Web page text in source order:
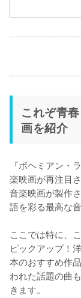
これぞ青
画を紹介
『ボヘミアン・
楽映画が再注目
音楽映画が製作
語を彩る最高な
ここでは特に、
ピックアップ！
本のおすすめ作
われた話題の曲
きます。